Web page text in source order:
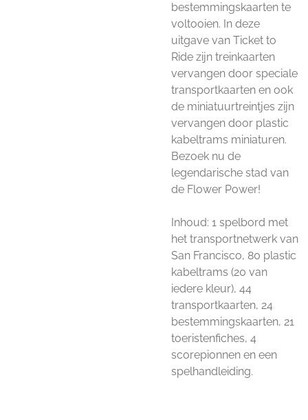
bestemmingskaarten te
voltooien. In deze
uitgave van Ticket to
Ride zijn treinkaarten
vervangen door speciale
transportkaarten en ook
de miniatuurtreintjes zijn
vervangen door plastic
kabeltrams miniaturen.
Bezoek nu de
legendarische stad van
de Flower Power!
Inhoud: 1 spelbord met
het transportnetwerk van
San Francisco, 80 plastic
kabeltrams (20 van
iedere kleur), 44
transportkaarten, 24
bestemmingskaarten, 21
toeristenfiches, 4
scorepionnen en een
spelhandleiding.